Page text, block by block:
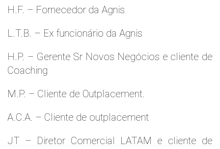
H.F. – Fornecedor da Agnis
L.T.B. – Ex funcionário da Agnis
H.P. – Gerente Sr Novos Negócios e cliente de
Coaching
M.P. – Cliente de Outplacement.
A.C.A. – Cliente de outplacement
JT – Diretor Comercial LATAM e cliente de